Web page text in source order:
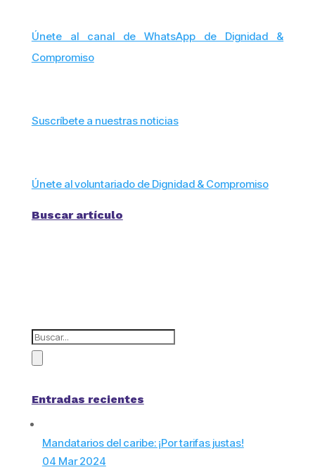
Únete al canal de WhatsApp de Dignidad &
Compromiso
Suscríbete a nuestras noticias
Únete al voluntariado de Dignidad & Compromiso
Buscar artículo
Entradas recientes
Mandatarios del caribe: ¡Por tarifas justas!
04 Mar 2024